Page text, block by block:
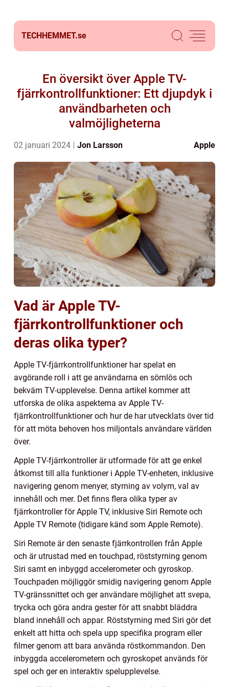
TECHHEMMET.se
En översikt över Apple TV-
fjärrkontrollfunktioner: Ett djupdyk i
användbarheten och
valmöjligheterna
02 januari 2024 Jon Larsson Apple
Vad är Apple TV-
fjärrkontrollfunktioner och
deras olika typer?
Apple TV-fjärrkontrollfunktioner har spelat en
avgörande roll i att ge användarna en sömlös och
bekväm TV-upplevelse. Denna artikel kommer att
utforska de olika aspekterna av Apple TV-
fjärrkontrollfunktioner och hur de har utvecklats över tid
för att möta behoven hos miljontals användare världen
över.
Apple TV-fjärrkontroller är utformade för att ge enkel
åtkomst till alla funktioner i Apple TV-enheten, inklusive
navigering genom menyer, styrning av volym, val av
innehåll och mer. Det finns flera olika typer av
fjärrkontroller för Apple TV, inklusive Siri Remote och
Apple TV Remote (tidigare känd som Apple Remote).
Siri Remote är den senaste fjärrkontrollen från Apple
och är utrustad med en touchpad, röststyrning genom
Siri samt en inbyggd accelerometer och gyroskop.
Touchpaden möjliggör smidig navigering genom Apple
TV-gränssnittet och ger användare möjlighet att svepa,
trycka och göra andra gester för att snabbt bläddra
bland innehåll och appar. Röststyrning med Siri gör det
enkelt att hitta och spela upp specifika program eller
filmer genom att bara använda röstkommandon. Den
inbyggda accelerometern och gyroskopet används för
spel och ger en interaktiv spelupplevelse.